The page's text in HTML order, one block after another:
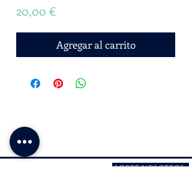
20,00 €Precio
Agregar al carrito
SOBRE NOSOTROS